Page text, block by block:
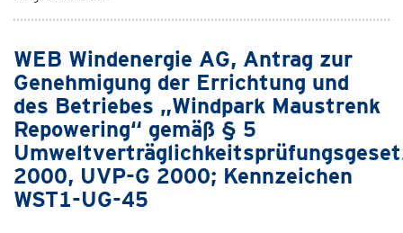
WEB Windenergie AG, Antrag zur
Genehmigung der Errichtung und
des Betriebes „Windpark Maustrenk
Repowering“ gemäß § 5
2000, UVP-G 2000; Kennzeichen
WST1-UG-45